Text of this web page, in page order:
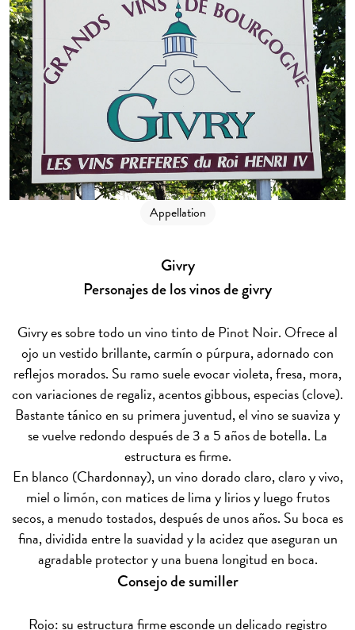
Appellation
Givry
Personajes de los vinos de givry
Givry es sobre todo un vino tinto de Pinot Noir. Ofrece al
ojo un vestido brillante, carmín o púrpura, adornado con
reflejos morados. Su ramo suele evocar violeta, fresa, mora,
con variaciones de regaliz, acentos gibbous, especias (clove).
Bastante tánico en su primera juventud, el vino se suaviza y
se vuelve redondo después de 3 a 5 años de botella. La
estructura es firme.
En blanco (Chardonnay), un vino dorado claro, claro y vivo,
miel o limón, con matices de lima y lirios y luego frutos
secos, a menudo tostados, después de unos años. Su boca es
fina, dividida entre la suavidad y la acidez que aseguran un
agradable protector y una buena longitud en boca.
Consejo de sumiller
Rojo: su estructura firme esconde un delicado registro